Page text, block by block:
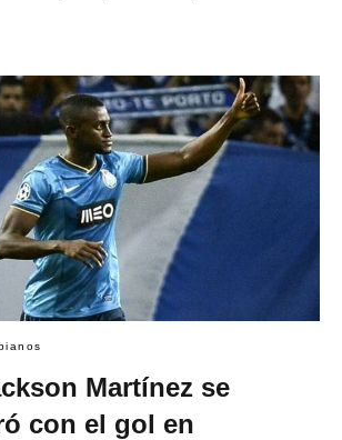
Martínez se
con el gol en